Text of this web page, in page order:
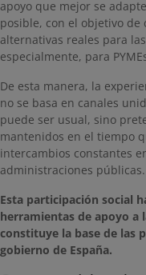
apoyo que mejor se
posible, con el objetivo
alternativas reales para
especialmente, para
De esta manera, la
no se basa en canales
puede ser usual, sino
mantenidos en el tiempo
intercambios constantes
administraciones públicas.
Esta participación social
herramientas de apoyo a
constituye la base de las
gobierno de España.